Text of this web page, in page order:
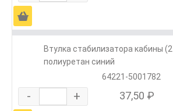
Ä
Втулка стабилизатора кабины
полиуретан синий
64221-5001782
- + 37,50 ₽